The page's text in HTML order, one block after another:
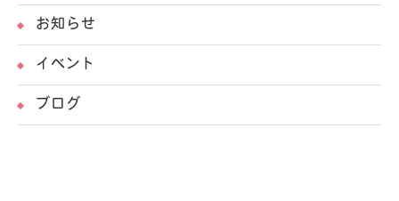
お知らせ
イベント
ブログ